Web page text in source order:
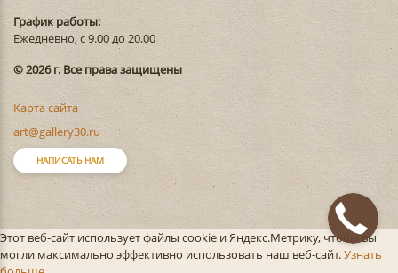
График работы:
Ежедневно, с 9.00 до 20.00
© 2026 г. Все права защищены
Карта сайта
art@gallery30.ru
НАПИСАТЬ НАМ
Этот веб-сайт использует файлы cookie и Яндекс.Метрику, чтобы вы
могли максимально эффективно использовать наш веб-сайт.Узнать